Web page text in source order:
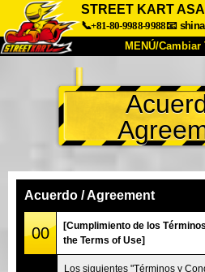
STREET KART
📞+81-80-9988-9988📧
MENÚ/Cambiar
Acerca de
Acceso
Cambiar
Tokyo Akihabara#2
Acuerdo / Agreement
00
[Cumplimiento de los
the Terms of Use]
Los siguientes "Términos y